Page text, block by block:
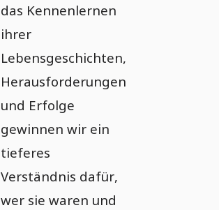
das Kennenlernen
ihrer
Lebensgeschichten,
Herausforderungen
und Erfolge
gewinnen wir ein
tieferes
Verständnis dafür,
wer sie waren und